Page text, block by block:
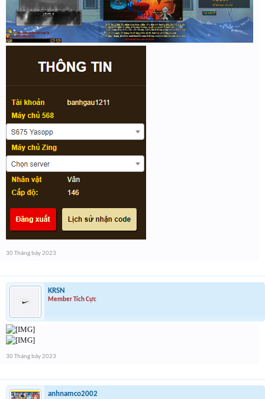
30 Tháng bảy 2023
KRSN
Member Tích Cực
30 Tháng bảy 2023
anhnamco2002